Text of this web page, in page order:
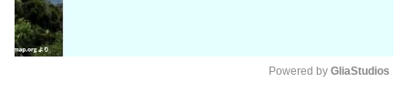
Powered by GliaStudios